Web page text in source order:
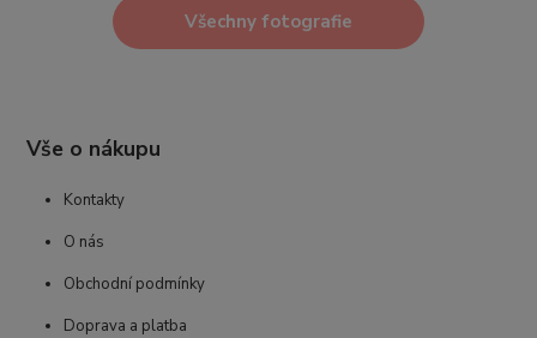
Všechny fotografie
Vše o nákupu
Kontakty
O nás
Obchodní podmínky
Doprava a platba